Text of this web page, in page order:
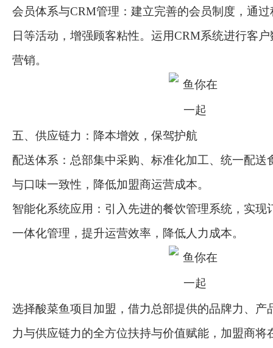
会员体系与CRM管理：建立完善的会员制度，通
日等活动，增强顾客粘性。运用CRM系统进行客
营销。
五、供应链力：降本增效，保驾护航
配送体系：总部集中采购、标准化加工、统一配送
与口味一致性，降低加盟商运营成本。
智能化系统应用：引入先进的餐饮管理系统，实现
一体化管理，提升运营效率，降低人力成本。
选择酸菜鱼项目加盟，借力总部提供的品牌力、产
力与供应链力的全方位扶持与价值赋能，加盟商将